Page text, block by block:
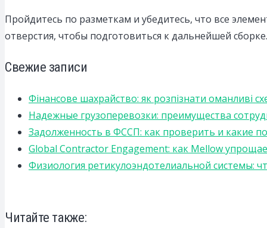
Пройдитесь по разметкам и убедитесь, что все
отверстия, чтобы подготовиться к дальнейшей сборке.
Свежие записи
Фінансове шахрайство: як розпізнати оманливі
Надежные грузоперевозки: преимущества
Задолженность в ФССП: как проверить и какие
Global Contractor Engagement: как Mellow
Физиология ретикулоэндотелиальной системы:
Читайте также: